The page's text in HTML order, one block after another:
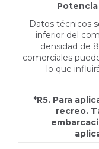
Potencia
Datos técnicos
inferior del
densidad de
comerciales
lo que
*R5. Para
recreo.